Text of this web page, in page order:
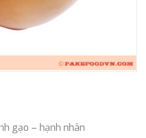
gạo – hạnh nhân